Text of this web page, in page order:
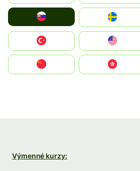
United States
中國香港特別行政區
Výmenné kurzy: